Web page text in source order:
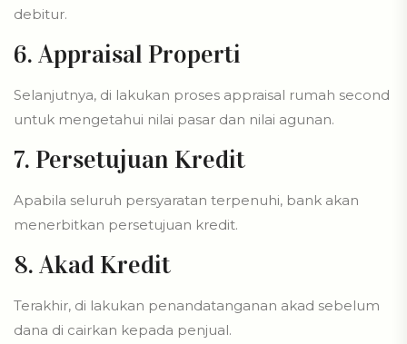
debitur.
6. Appraisal Properti
Selanjutnya, di lakukan proses appraisal rumah second
untuk mengetahui nilai pasar dan nilai agunan.
7. Persetujuan Kredit
Apabila seluruh persyaratan terpenuhi, bank akan
menerbitkan persetujuan kredit.
8. Akad Kredit
Terakhir, di lakukan penandatanganan akad sebelum
dana di cairkan kepada penjual.